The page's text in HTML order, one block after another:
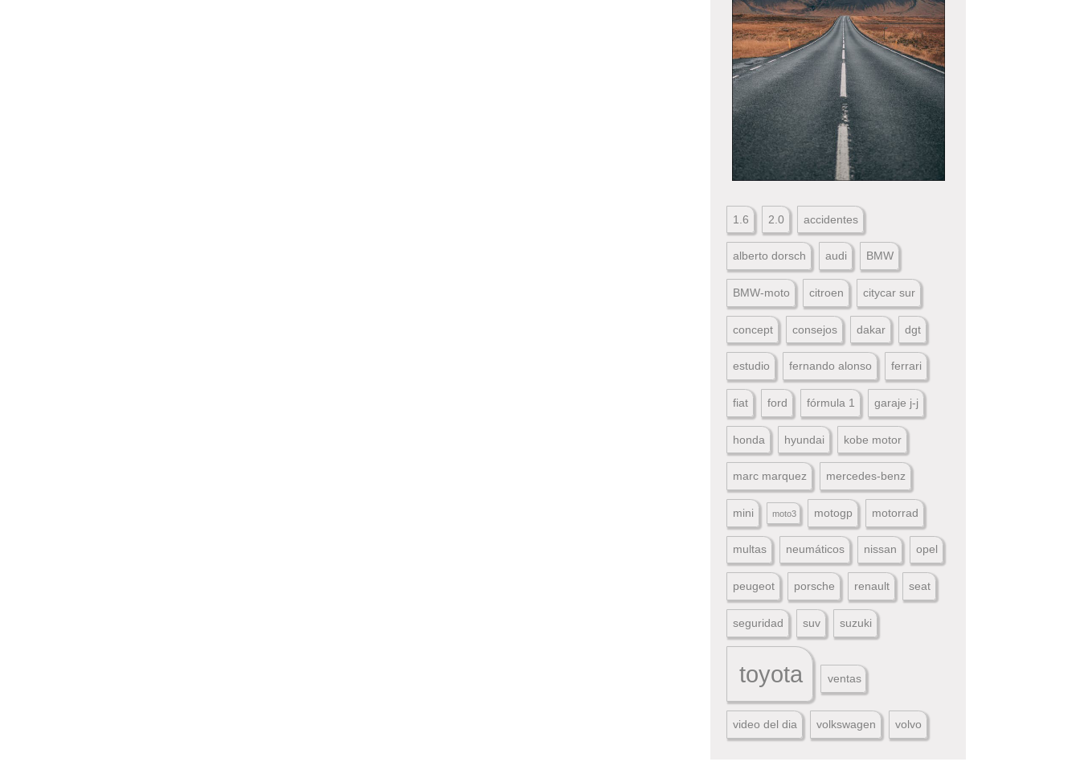
1.6 2.0 accidentes
alberto dorsch audi BMW
BMW-moto citroen citycar sur
concept consejos dakar dgt
estudio fernando alonso ferrari
fiat ford fórmula 1 garaje j-j
honda hyundai kobe motor
marc marquez mercedes-benz
mini moto3 motogp motorrad
multas neumáticos nissan opel
peugeot porsche renault seat
seguridad suv suzuki
toyota ventas
video del dia volkswagen volvo